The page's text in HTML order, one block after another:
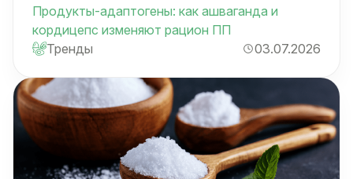
Продукты-адаптогены: как ашваганда и
кордицепс изменяют рацион ПП
Тренды
03.07.2026